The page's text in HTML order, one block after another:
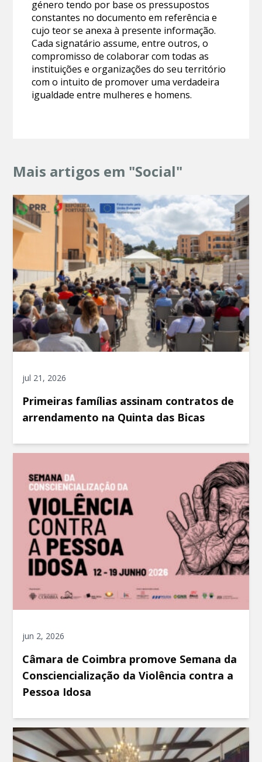
género tendo por base os pressupostos
constantes no documento em referência e
cujo teor se anexa à presente informação.
Cada signatário assume, entre outros, o
compromisso de colaborar com todas as
instituições e organizações do seu território
com o intuito de promover uma verdadeira
igualdade entre mulheres e homens.
Mais artigos em "Social"
jul 21, 2026
Primeiras famílias assinam contratos de
arrendamento na Quinta das Bicas
jun 2, 2026
Câmara de Coimbra promove Semana da
Consciencialização da Violência contra a
Pessoa Idosa